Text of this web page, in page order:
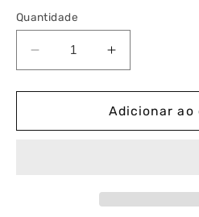
Quantidade
Diminuir
a
quantidade
Kit
Aumentar
a
quantidade
de
Kit
Adicionar ao